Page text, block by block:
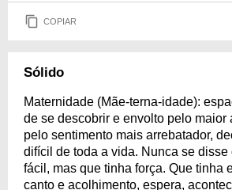
COPIAR
Sólido
Maternidade (Mãe-terna-idade):
de se descobrir e envolto pelo maior
pelo sentimento mais arrebatador,
difícil de toda a vida. Nunca se disse
fácil, mas que tinha força. Que tinha
canto e acolhimento, espera,